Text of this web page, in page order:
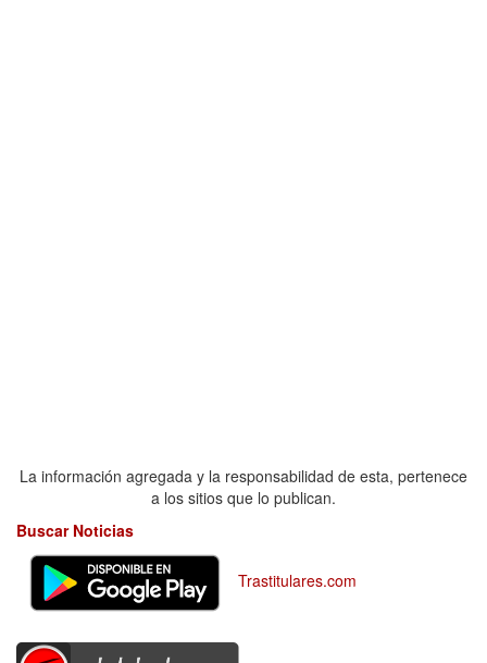
La información agregada y la responsabilidad de esta, pertenece
a los sitios que lo publican.
Buscar Noticias
Trastitulares.com